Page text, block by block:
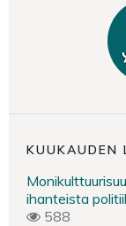
KUUKAUDEN
ihanteista
588